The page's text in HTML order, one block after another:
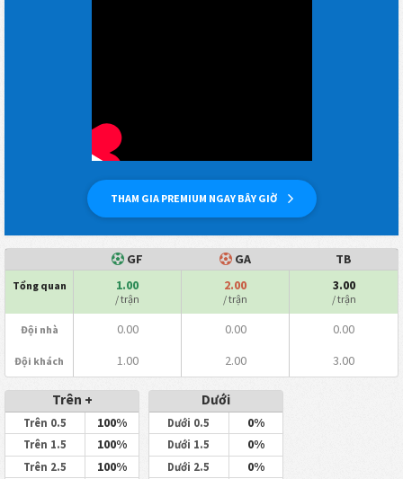
THAM GIA PREMIUM NGAY BÂY GIỜ
GF GA TB
Tổng quan 1.00
/ trận
2.00
/ trận
3.00
/ trận
Đội nhà 0.00 0.00 0.00
Đội khách 1.00 2.00 3.00
Trên +
Trên 0.5 100%
Trên 1.5 100%
Trên 2.5 100%
Dưới
Dưới 0.5 0%
Dưới 1.5 0%
Dưới 2.5 0%